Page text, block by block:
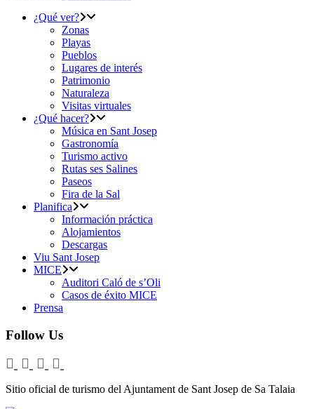
¿Qué ver?
Zonas
Playas
Pueblos
Lugares de interés
Patrimonio
Naturaleza
Visitas virtuales
¿Qué hacer?
Música en Sant Josep
Gastronomía
Turismo activo
Rutas ses Salines
Paseos
Fira de la Sal
Planifica
Información práctica
Alojamientos
Descargas
Viu Sant Josep
MICE
Auditori Caló de s’Oli
Casos de éxito MICE
Prensa
Follow Us
Sitio oficial de turismo del Ajuntament de Sant Josep de Sa Talaia